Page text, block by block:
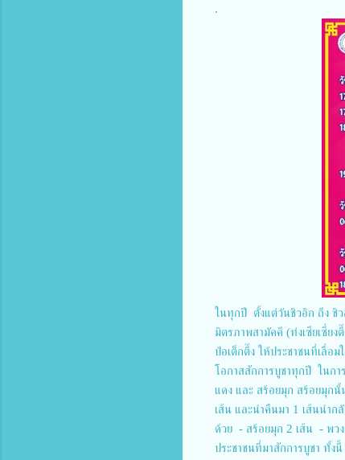
.
ในทุกปี ตั้งแต่วันชิวอิก ถึง ชิ
มิตรภาพสามัคคี (ท่งเซียเซี่ย
ป่อเต็กตึ๊ง ให้ประชาชนที่เลื่อ
โอกาสสักการบูชาทุกปี ในกา
แดง และ สร้อยมุก สร้อยมุกนั้
เส้น และนำคืนมา 1 เส้นนำก
ด้วย - สร้อยมุก 2 เส้น - พวง
ประชาชนที่มาสักการบูชา ทั้ง